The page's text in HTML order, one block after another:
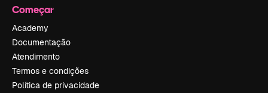
Começar
Academy
Documentação
Atendimento
Termos e condições
Política de privacidade